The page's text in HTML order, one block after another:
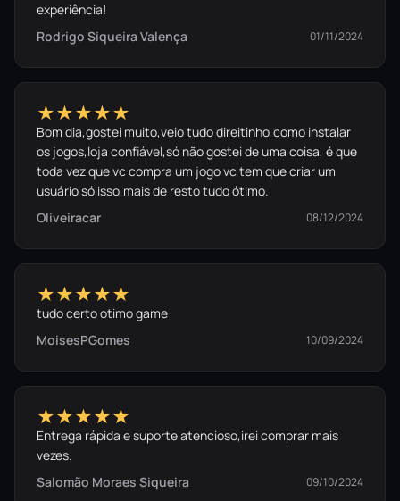
experiência!
Rodrigo Siqueira Valença
01/11/2024
★★★★★
Bom dia,gostei muito,veio tudo direitinho,como instalar
os jogos,loja confiável,só não gostei de uma coisa, é que
toda vez que vc compra um jogo vc tem que criar um
usuário só isso,mais de resto tudo ótimo.
Oliveiracar
08/12/2024
★★★★★
tudo certo otimo game
MoisesPGomes
10/09/2024
★★★★★
Entrega rápida e suporte atencioso,irei comprar mais
vezes.
Salomão Moraes Siqueira
09/10/2024